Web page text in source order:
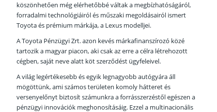
köszönhetően még elérhetőbbé váltak a megbízhatóságáról,
forradalmi technológiáiról és műszaki megoldásairól ismert
Toyota és prémium márkája, a Lexus modelljei.
A Toyota Pénzügyi Zrt. azon kevés márkafinanszírozó közé
tartozik a magyar piacon, aki csak az erre a célra létrehozott
cégben, saját neve alatt köt szerződést ügyfeleivel.
A világ legértékesebb és egyik legnagyobb autógyára áll
mögöttünk, ami számos területen komoly hátteret és
versenyelőnyt biztosít számunkra a forrásszerzéstől egészen a
pénzügyi innovációk meghonosításáig. Ezzel a multinacionális